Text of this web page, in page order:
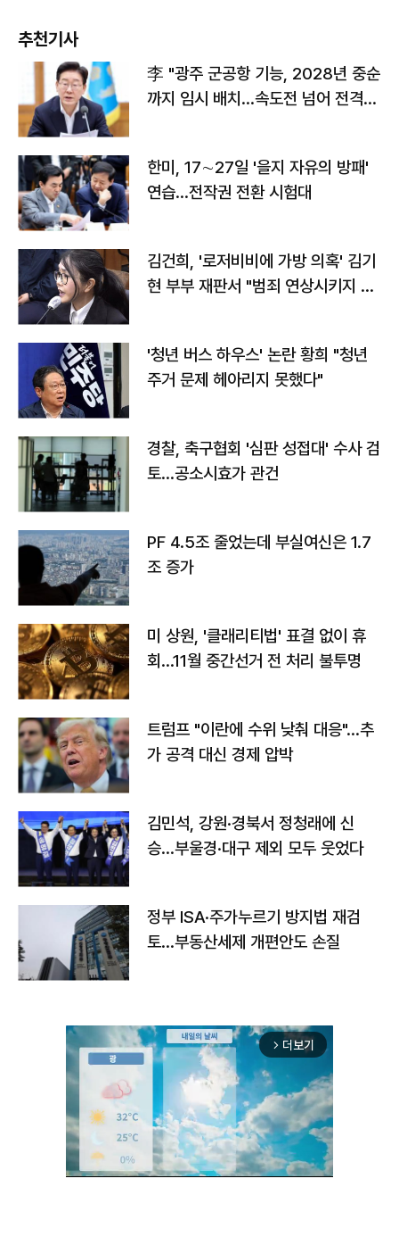
추천기사
李 "광주 군공항 기능, 2028년 중순
까지 임시 배치…속도전 넘어 전격
한미, 17∼27일 '을지 자유의 방패'
연습…전작권 전환 시험대
김건희, '로저비비에 가방 의혹' 김기
현 부부 재판서 "범죄 연상시키지 말
'청년 버스 하우스' 논란 황희 "청년
주거 문제 헤아리지 못했다"
경찰, 축구협회 '심판 성접대' 수사 검
토…공소시효가 관건
PF 4.5조 줄었는데 부실여신은 1.7
조 증가
미 상원, '클래리티법' 표결 없이 휴
회…11월 중간선거 전 처리 불투명
트럼프 "이란에 수위 낮춰 대응"…추
가 공격 대신 경제 압박
김민석, 강원·경북서 정청래에 신
승…부울경·대구 제외 모두 웃었다
정부 ISA·주가누르기 방지법 재검
토…부동산세제 개편안도 손질
arrow_forward_ios 더보기